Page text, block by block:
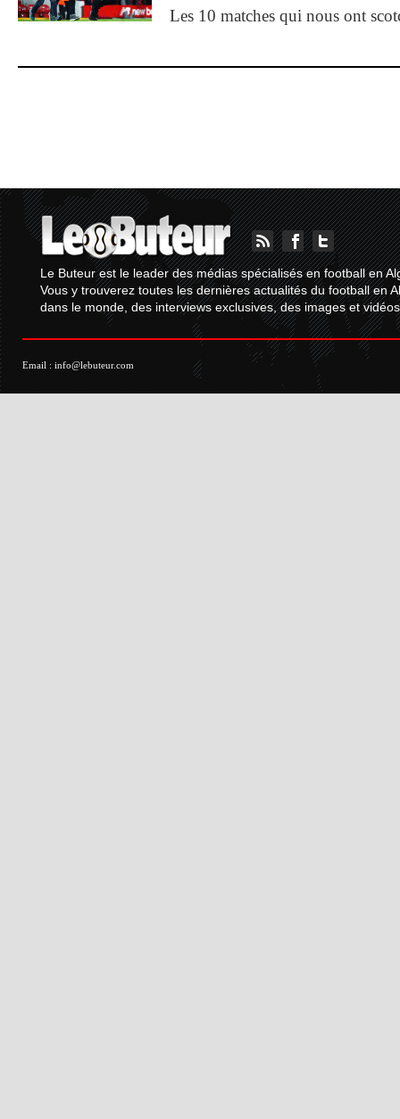
Les 10 matches qui nous ont
Le Buteur est le leader des médias spécialisés en football en
Vous y trouverez toutes les dernières actualités du football en
dans le monde, des interviews exclusives, des images et
Email : info@lebuteur.com